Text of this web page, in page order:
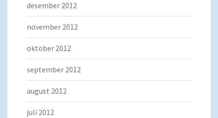
desember 2012
november 2012
oktober 2012
september 2012
august 2012
juli 2012